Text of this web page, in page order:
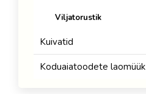
Viljatorustik
Kuivatid
Koduaiatoodete laomüük